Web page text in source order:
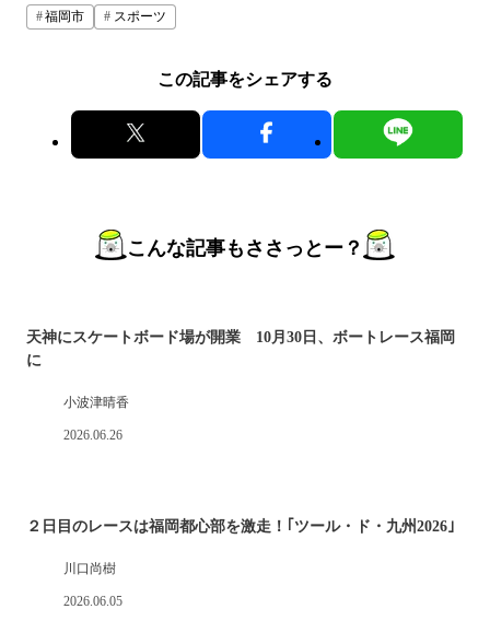
福岡市 スポーツ
この記事をシェアする
こんな記事もささっとー？
天神にスケートボード場が開業 10月30日、ボートレース福岡
に
小波津晴香
2026.06.26
２日目のレースは福岡都心部を激走！｢ツール・ド・九州2026｣
川口尚樹
2026.06.05